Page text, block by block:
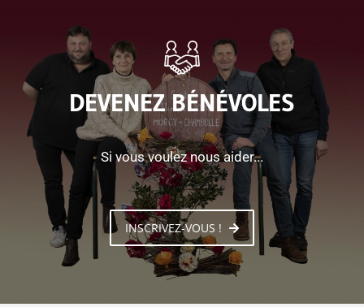
DEVENEZ BÉNÉVOLES
Si vous voulez nous aider...
INSCRIVEZ-VOUS !